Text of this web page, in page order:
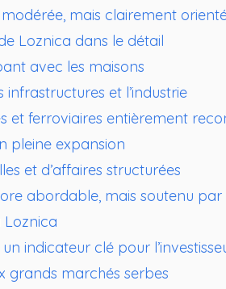
mais clairement
Loznica dans le détail
avec les maisons
et l’industrie
et ferroviaires entièrement
pleine expansion
et d’affaires structurées
abordable, mais soutenu par
Loznica
indicateur clé pour
grands marchés serbes